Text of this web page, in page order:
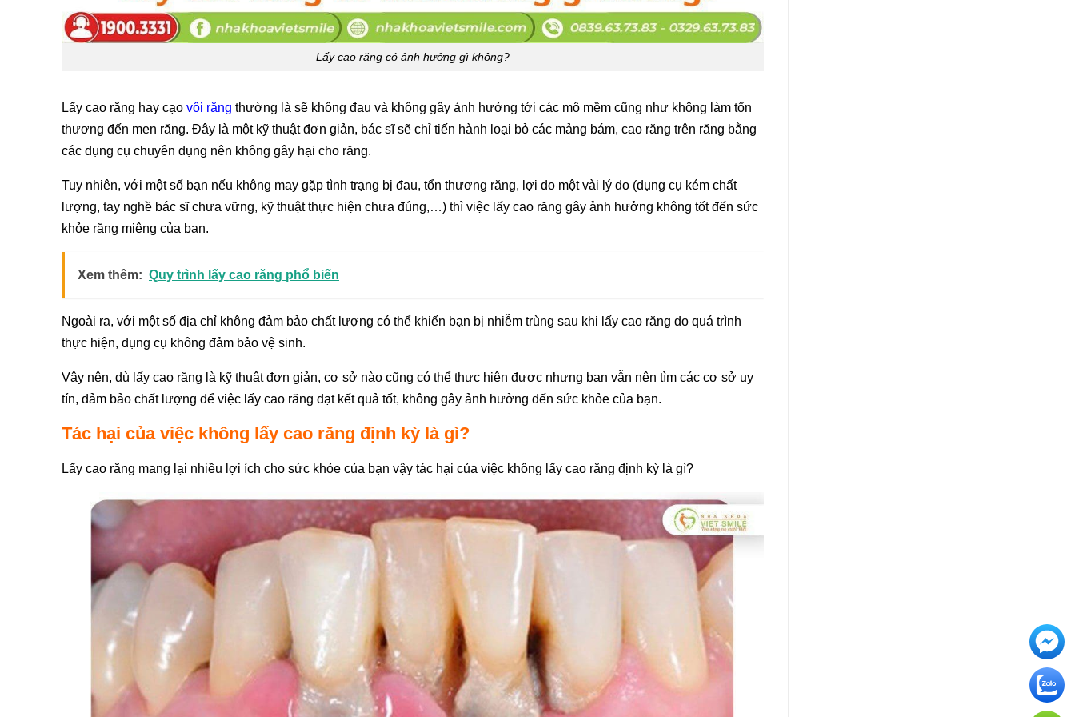
Lấy cao răng có ảnh hưởng gì không?
Lấy cao răng hay cạo vôi răng thường là sẽ không đau và không gây ảnh hưởng tới các mô mềm cũng như không làm tổn
thương đến men răng. Đây là một kỹ thuật đơn giản, bác sĩ sẽ chỉ tiến hành loại bỏ các mảng bám, cao răng trên răng bằng
các dụng cụ chuyên dụng nên không gây hại cho răng.
Tuy nhiên, với một số bạn nếu không may gặp tình trạng bị đau, tổn thương răng, lợi do một vài lý do (dụng cụ kém chất
lượng, tay nghề bác sĩ chưa vững, kỹ thuật thực hiện chưa đúng,…) thì việc lấy cao răng gây ảnh hưởng không tốt đến sức
khỏe răng miệng của bạn.
Xem thêm: Quy trình lấy cao răng phổ biến
Ngoài ra, với một số địa chỉ không đảm bảo chất lượng có thể khiến bạn bị nhiễm trùng sau khi lấy cao răng do quá trình
thực hiện, dụng cụ không đảm bảo vệ sinh.
Vậy nên, dù lấy cao răng là kỹ thuật đơn giản, cơ sở nào cũng có thể thực hiện được nhưng bạn vẫn nên tìm các cơ sở uy
tín, đảm bảo chất lượng để việc lấy cao răng đạt kết quả tốt, không gây ảnh hưởng đến sức khỏe của bạn.
Tác hại của việc không lấy cao răng định kỳ là gì?
Lấy cao răng mang lại nhiều lợi ích cho sức khỏe của bạn vậy tác hại của việc không lấy cao răng định kỳ là gì?